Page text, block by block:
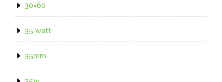
30×60
35 watt
35mm